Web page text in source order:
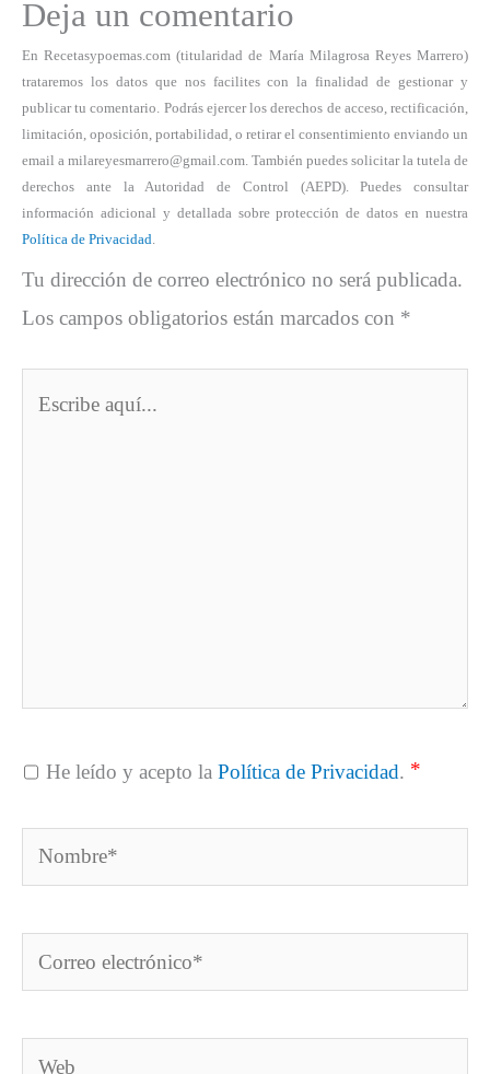
Deja un comentario
En Recetasypoemas.com (titularidad de María Milagrosa Reyes Marrero)
trataremos los datos que nos facilites con la finalidad de gestionar y
publicar tu comentario. Podrás ejercer los derechos de acceso, rectificación,
limitación, oposición, portabilidad, o retirar el consentimiento enviando un
email a milareyesmarrero@gmail.com. También puedes solicitar la tutela de
derechos ante la Autoridad de Control (AEPD). Puedes consultar
información adicional y detallada sobre protección de datos en nuestra
Política de Privacidad.
Tu dirección de correo electrónico no será publicada.
Los campos obligatorios están marcados con *
He leído y acepto la Política de Privacidad. *
Nombre*
Correo
electrónico*
Web